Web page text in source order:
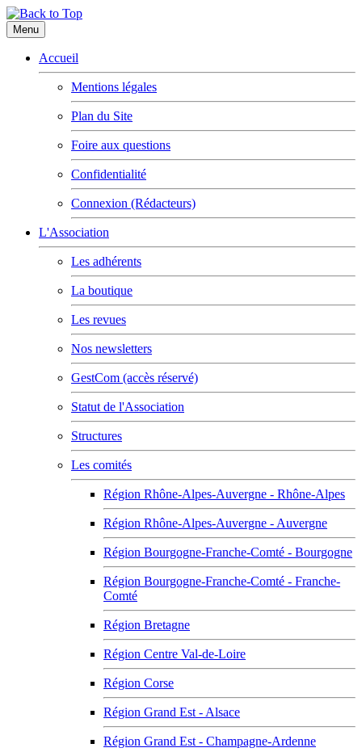
Menu
Accueil
Mentions légales
Plan du Site
Foire aux questions
Confidentialité
Connexion (Rédacteurs)
L'Association
Les adhérents
La boutique
Les revues
Nos newsletters
GestCom (accès réservé)
Statut de l'Association
Structures
Les comités
Région Rhône-Alpes-Auvergne - Rhône-Alpes
Région Rhône-Alpes-Auvergne - Auvergne
Région Bourgogne-Franche-Comté - Bourgogne
Région Bourgogne-Franche-Comté - Franche-
Comté
Région Bretagne
Région Centre Val-de-Loire
Région Corse
Région Grand Est - Alsace
Région Grand Est - Champagne-Ardenne